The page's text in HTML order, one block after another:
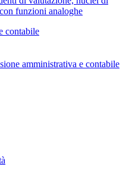
funzioni analoghe
contabile
amministrativa e contabile